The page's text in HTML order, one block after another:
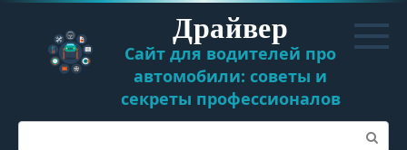
Перейти
контенту
Драйвер
Сайт для водителей про
автомобили: советы и
секреты профессионалов
Поиск: